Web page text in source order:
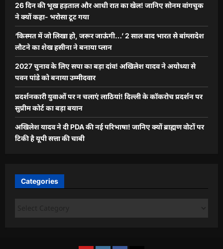
26 दिन की भूख हड़ताल और आधी रात का खेल! जानिए सोनम वांगचुक
ने क्यों कहा- भरोसा टूट गया
‘किस्मत में जो लिखा हो, जरूर जाऊंगी…’ 2 साल बाद भारत से बांग्लादेश
लौटने का शेख हसीना ने बनाया प्लान
2027 चुनाव के लिए सपा का बड़ा दांव! अखिलेश यादव ने अयोध्या से
पवन पांडे को बनाया उम्मीदवार
प्रदर्शनकारी युवाओं पर न चलाएं लाठियां! दिल्ली के कॉकरोच प्रदर्शन पर
सुप्रीम कोर्ट का बड़ा बयान
अखिलेश यादव ने दी PDA की नई परिभाषा! जानिए क्यों ब्राह्मण वोटों पर
टिकी है यूपी सत्ता की चाबी
Categories